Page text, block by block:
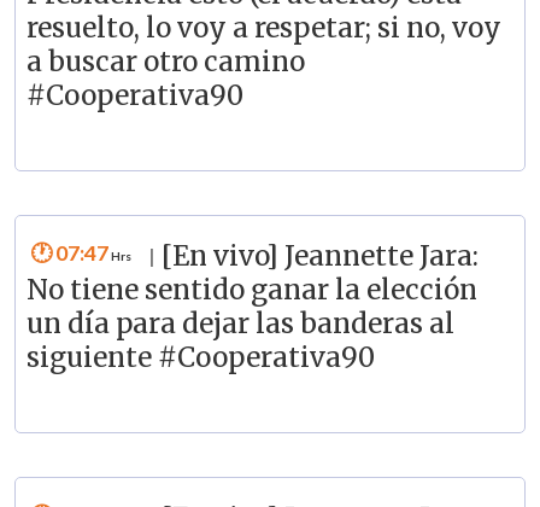
resuelto, lo voy a respetar; si no, voy
a buscar otro camino
#Cooperativa90
07:47
[En vivo] Jeannette Jara:
No tiene sentido ganar la elección
un día para dejar las banderas al
siguiente #Cooperativa90